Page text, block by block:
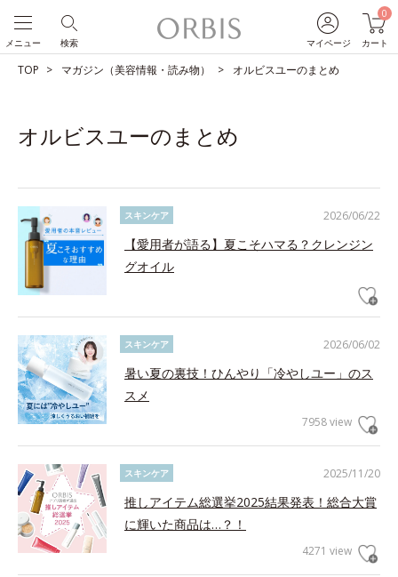
マイページ
0
カート
検索
メニュー
TOP マガジン（美容情報・読み物） オルビスユーのまとめ
オルビスユーのまとめ
2026/06/22
スキンケア
【愛用者が語る】夏こそハマる？クレンジン
グオイル
2026/06/02
スキンケア
暑い夏の裏技！ひんやり「冷やしユー」のス
スメ
7958 view
2025/11/20
スキンケア
推しアイテム総選挙2025結果発表！総合大賞
に輝いた商品は…？！
4271 view